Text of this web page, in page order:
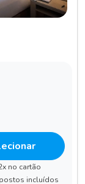
no cartão
incluídos